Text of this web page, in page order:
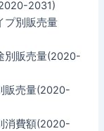
2031)
プ別販売量
別販売量(2020-
販売量(2020-
消費額(2020-